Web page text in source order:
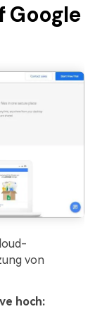
Google
von
hoch: